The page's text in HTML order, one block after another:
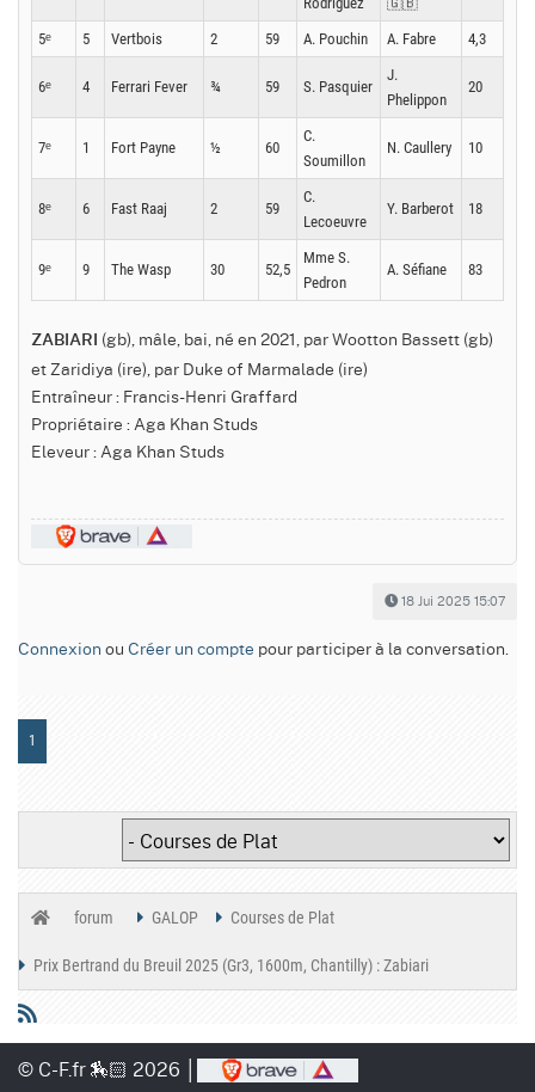
5ᵉ 5 Vertbois 2 59 A. Pouchin A. Fabre 4,3
6ᵉ 4 Ferrari Fever ¾ 59 S. Pasquier
J.
Phelippon
20
7ᵉ 1 Fort Payne ½ 60
C.
Soumillon
N. Caullery 10
8ᵉ 6 Fast Raaj 2 59
C.
Lecoeuvre
Y. Barberot 18
9ᵉ 9 The Wasp 30 52,5
Mme S.
Pedron
A. Séfiane 83
ZABIARI
(gb), mâle, bai, né en 2021, par Wootton Bassett (gb)
et Zaridiya (ire), par Duke of Marmalade (ire)
Entraîneur : Francis-Henri Graffard
Propriétaire : Aga Khan Studs
Eleveur : Aga Khan Studs
18 Jui 2025 15:07
Connexion ou Créer un compte pour participer à la conversation.
1
forum GALOP Courses de Plat
Prix Bertrand du Breuil 2025 (Gr3, 1600m, Chantilly) : Zabiari
© C-F.fr 🏇🏻 2026 │